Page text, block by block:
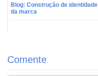
Blog: Construção de identidade
da marca
Comente